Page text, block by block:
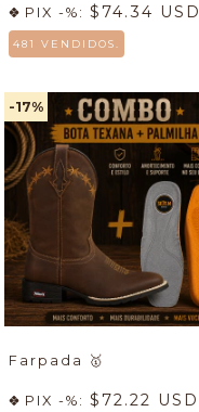
PIX -%: $74.34 USD
481 VENDIDOS.
-17%
Farpada 🥇
PIX -%: $72.22 USD